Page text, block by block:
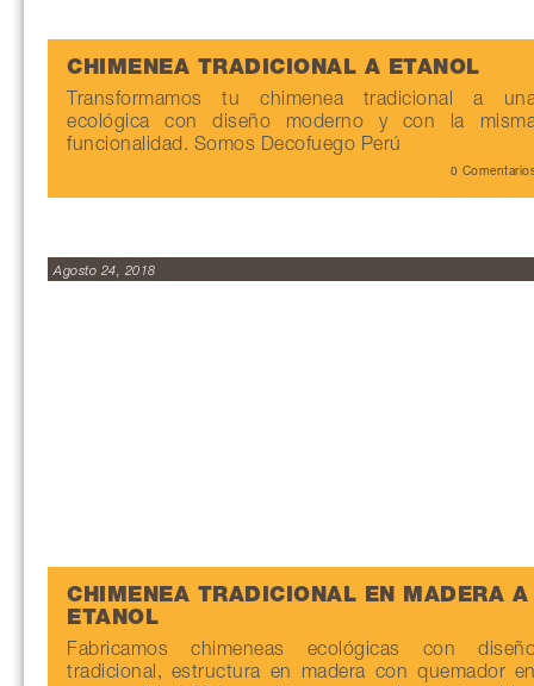
CHIMENEA TRADICIONAL A ETANOL
Transformamos tu chimenea tradicional a
ecológica con diseño moderno y con la
funcionalidad. Somos Decofuego Perú
0
Agosto 24, 2018
CHIMENEA TRADICIONAL EN MADERA A
ETANOL
Fabricamos chimeneas ecológicas con
tradicional, estructura en madera con quemador